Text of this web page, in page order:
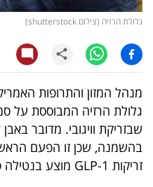
ויראלי
טלוויזיה
עסקי
ספורט
קריירה
ולימודים
גלולת הרזיה (צילום shutterstock)
גלולת הרזיה המבוססת על
שבזריקת וויגובי. מדובר
בהשמנה, שכן זו הפעם
זריקות GLP-1 מוצע בנטילה פומית.